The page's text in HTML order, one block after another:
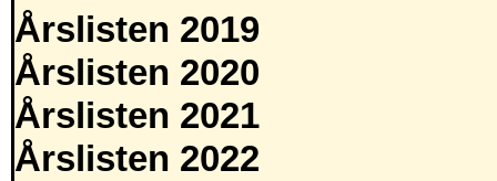
Årslisten 2019
Årslisten 2020
Årslisten 2021
Årslisten 2022